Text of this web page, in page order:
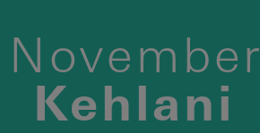
November
Kehlani